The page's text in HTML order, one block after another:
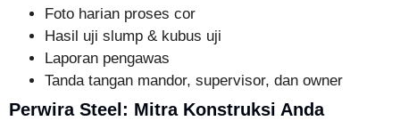
Foto harian proses cor
Hasil uji slump & kubus uji
Laporan pengawas
Tanda tangan mandor, supervisor, dan owner
Perwira Steel: Mitra Konstruksi Anda